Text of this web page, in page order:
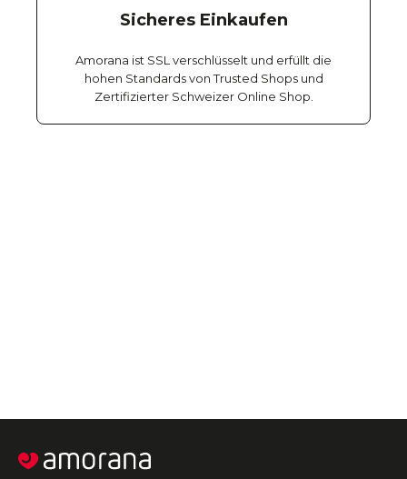
Sicheres Einkaufen
Amorana ist SSL verschlüsselt und erfüllt die
hohen Standards von Trusted Shops und
Zertifizierter Schweizer Online Shop.